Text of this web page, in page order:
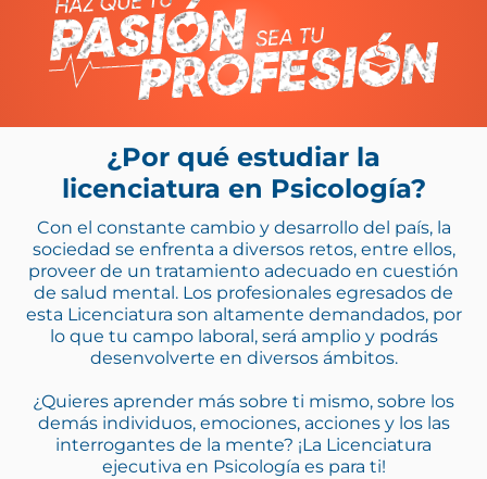
¿Por qué estudiar la
licenciatura en Psicología?
Con el constante cambio y desarrollo del país, la
sociedad se enfrenta a diversos retos, entre ellos,
proveer de un tratamiento adecuado en cuestión
de salud mental. Los profesionales egresados de
esta Licenciatura son altamente demandados, por
lo que tu campo laboral, será amplio y podrás
desenvolverte en diversos ámbitos.
¿Quieres aprender más sobre ti mismo, sobre los
demás individuos, emociones, acciones y los las
interrogantes de la mente? ¡La Licenciatura
ejecutiva en Psicología es para ti!